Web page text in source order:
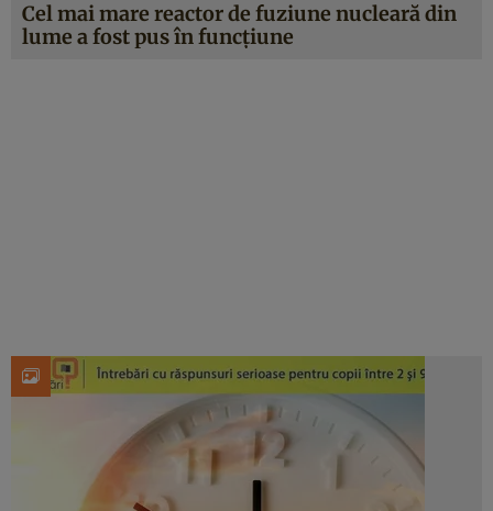
Cel mai mare reactor de fuziune nucleară din
lume a fost pus în funcțiune